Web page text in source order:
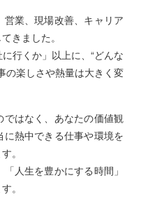
業、現場改善、キャリア
きました。
行くか」以上に、“どんな
の楽しさや熱量は大きく変
はなく、あなたの価値観
熱中できる仕事や環境を
。
人生を豊かにする時間」
。